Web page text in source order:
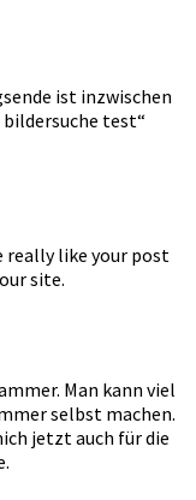
ist inzwischen
test“
really like your post
site.
Man kann viel
selbst machen.
jetzt auch für die